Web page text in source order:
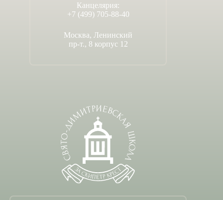
Канцелярия:
+7 (499) 705-88-40
Москва, Ленинский
пр-т., 8 корпус 12